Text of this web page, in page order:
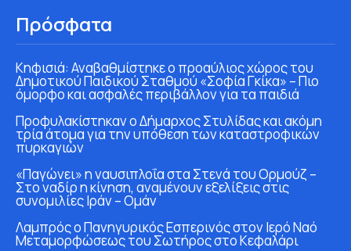
Πρόσφατα
Κηφισιά: Αναβαθμίστηκε ο προαύλιος χώρος του
Δημοτικού Παιδικού Σταθμού «Σοφία Γκίκα» – Πιο
όμορφο και ασφαλές περιβάλλον για τα παιδιά
Προφυλακίστηκαν ο Δήμαρχος Στυλίδας και ακόμη
τρία άτομα για την υπόθεση των καταστροφικών
πυρκαγιών
«Παγώνει» η ναυσιπλοΐα στα Στενά του Ορμούζ –
Στο ναδίρ η κίνηση, αναμένουν εξελίξεις στις
συνομιλίες Ιράν – Ομάν
Λαμπρός ο Πανηγυρικός Εσπερινός στον Ιερό Ναό
Μεταμορφώσεως του Σωτήρος στο Κεφαλάρι